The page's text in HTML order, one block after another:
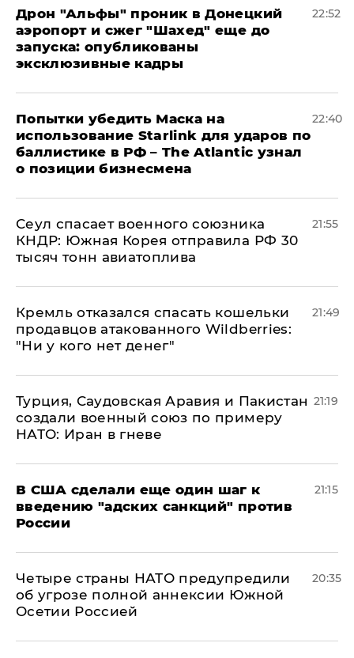
Дрон "Альфы" проник в Донецкий
аэропорт и сжег "Шахед" еще до
запуска: опубликованы
эксклюзивные кадры
22:52
Попытки убедить Маска на
использование Starlink для ударов по
баллистике в РФ – The Atlantic узнал
о позиции бизнесмена
22:40
​Сеул спасает военного союзника
КНДР: Южная Корея отправила РФ 30
тысяч тонн авиатоплива
21:55
Кремль отказался спасать кошельки
продавцов атакованного Wildberries:
"Ни у кого нет денег"
21:49
Турция, Саудовская Аравия и Пакистан
создали военный союз по примеру
НАТО: Иран в гневе
21:19
В США сделали еще один шаг к
введению "адских санкций" против
России
21:15
Четыре страны НАТО предупредили
об угрозе полной аннексии Южной
Осетии Россией
20:35